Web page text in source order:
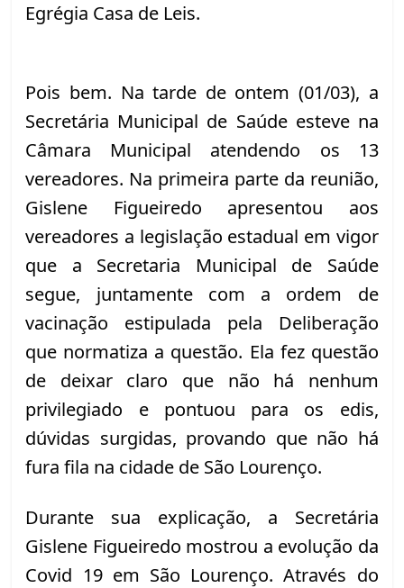
Egrégia Casa de Leis.
Pois bem. Na tarde de ontem (01/03), a
Secretária Municipal de Saúde esteve na
Câmara Municipal atendendo os 13
vereadores. Na primeira parte da reunião,
Gislene Figueiredo apresentou aos
vereadores a legislação estadual em vigor
que a Secretaria Municipal de Saúde
segue, juntamente com a ordem de
vacinação estipulada pela Deliberação
que normatiza a questão. Ela fez questão
de deixar claro que não há nenhum
privilegiado e pontuou para os edis,
dúvidas surgidas, provando que não há
fura fila na cidade de São Lourenço.
Durante sua explicação, a Secretária
Gislene Figueiredo mostrou a evolução da
Covid 19 em São Lourenço. Através do